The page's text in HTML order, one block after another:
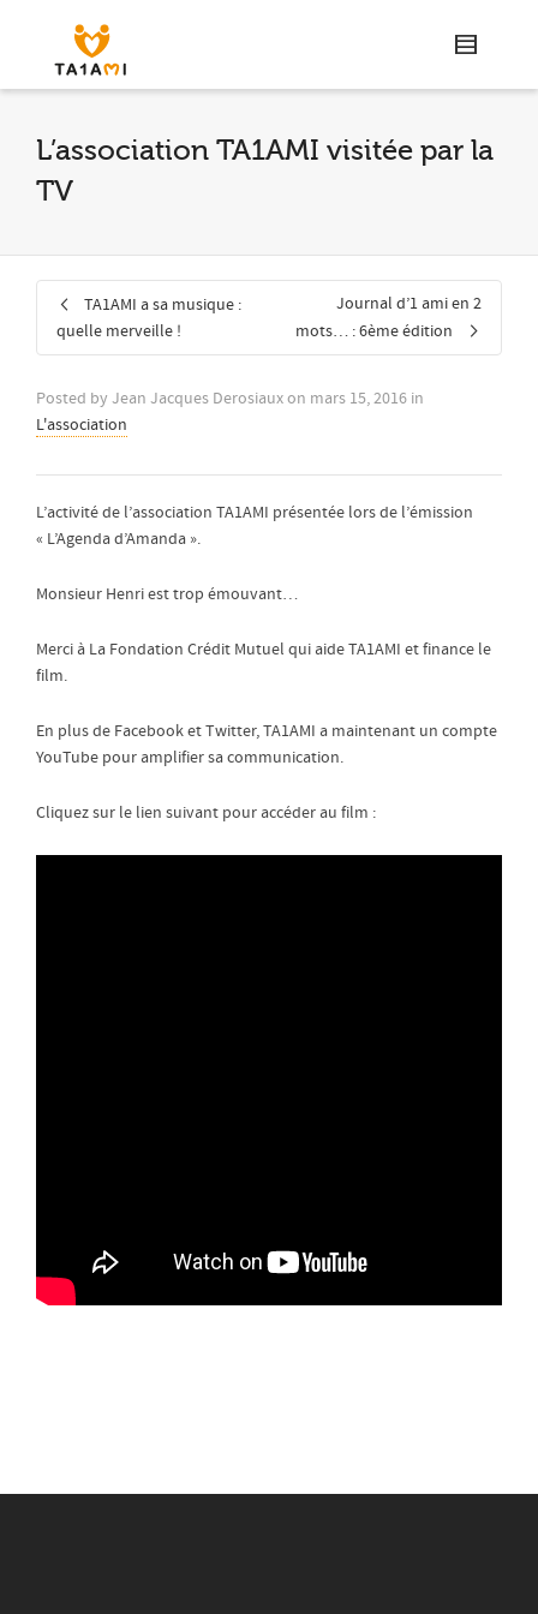
L’association TA1AMI visitée par la
TV
TA1AMI a sa musique :
quelle merveille !
Journal d’1 ami en 2
mots… : 6ème édition
Posted by Jean Jacques Derosiauxon mars 15, 2016 in
L'association
L’activité de l’association TA1AMI présentée lors de l’émission
« L’Agenda d’Amanda ».
Monsieur Henri est trop émouvant…
Merci à La Fondation Crédit Mutuel qui aide TA1AMI et finance le
film.
En plus de Facebook et Twitter, TA1AMI a maintenant un compte
YouTube pour amplifier sa communication.
Cliquez sur le lien suivant pour accéder au film :